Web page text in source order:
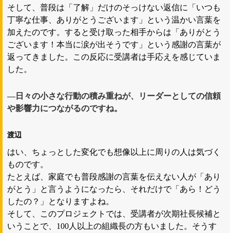
そして、普段は「了解」だけのそっけない返信に「いつも
丁寧な仕事、ありがとうございます」という温かい言葉を
加えたのです。すると受け取った相手からは「ありがとう
ございます！本当に涙が出そうです」という感謝の言葉が
返ってきました。この反応に受講者は手応えを感じていま
した。
―日々の小さな行動の積み重ねが、リーダーとしての信頼
や影響力につながるのですね。
渡辺
はい、ちょっとした変化でも想像以上に周りの人は気づく
ものです。
たとえば、家庭でも普段感謝の言葉を伝えない人が「あり
がとう」と言うようになったら、それだけで「あら！どう
したの？」となりますよね。
そして、このプロジェクトでは、受講者が次期社長候補と
いうことで、100人以上の組織長の方もいました。そうす